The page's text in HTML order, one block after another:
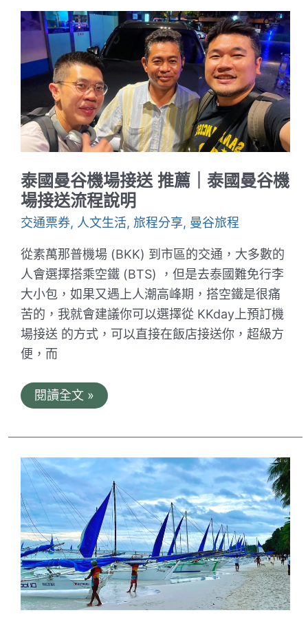
攝
影
之
旅
的
泰
飾
體
驗
｜
生
也
能
穿
泰
服
拍
帥
照
泰國曼谷機場接送 推薦｜泰國曼谷機
場接送流程說明
交通票券, 人文生活, 旅程分享, 曼谷旅程
從素萬那普機場 (BKK) 到市區的交通，大多數的
人會選擇搭乘空鐵 (BTS) ，但是去泰國難免行李
大小包，如果又遇上人潮高峰期，搭空鐵是很痛
苦的，我就會建議你可以選擇從 KKday上預訂機
場接送 的方式，可以直接在飯店接送你，超級方
便，而
泰
國
場
接
送
推
薦
｜
泰
國
曼
谷
機
場
接
閱讀全文 »